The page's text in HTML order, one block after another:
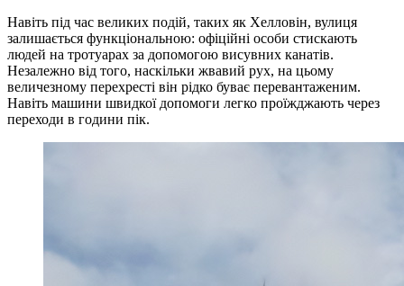
Навіть під час великих подій, таких як Хелловін, вулиця
залишається функціональною: офіційні особи стискають
людей на тротуарах за допомогою висувних канатів.
Незалежно від того, наскільки жвавий рух, на цьому
величезному перехресті він рідко буває перевантаженим.
Навіть машини швидкої допомоги легко проїжджають через
переходи в години пік.